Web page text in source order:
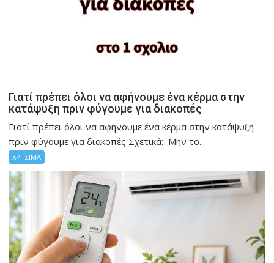
Γιατί πρέπει όλοι να αφήνουμε ένα κέρμα στην
κατάψυξη πριν φύγουμε για διακοπές
Γιατί πρέπει όλοι να αφήνουμε ένα κέρμα στην κατάψυξη
πριν φύγουμε για διακοπές Σχετικά: Μην το...
ΧΡΗΣΙΜΑ